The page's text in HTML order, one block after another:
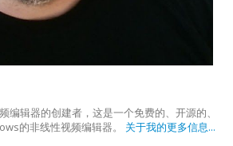
编辑器的创建者，这是一个免费的、开源的、
的非线性视频编辑器。 关于我的更多信息...